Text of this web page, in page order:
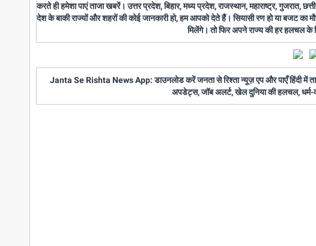
करते ही हमेशा पाएं ताजा खबरें। उत्तर प्रदेश, बिहार, मध्य प्रदेश, राजस्थान, महाराष्ट्र, गुजरात,
देश के बाकी राज्यों और शहरों की कोई जानकारी हो, हम आपको देते हैं। सियासी रण हो या बजट
मिलेंगे। तो फिर अपने राज्य की हर हलचल के
Janta Se Rishta News App: डाउनलोड करें जनता से रिश्ता न्यूज़ एप और पाएँ हिंदी में
अपडेट्स, जॉब अलर्ट, खेल दुनिया की हलचल,